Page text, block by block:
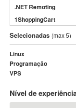
.NET Remoting
1ShoppingCart
3DS Max
3GSM
4D Dimension
802.11
A-GPS
Selecionadas (max 5)
Linux
Programação
VPS
Nível de